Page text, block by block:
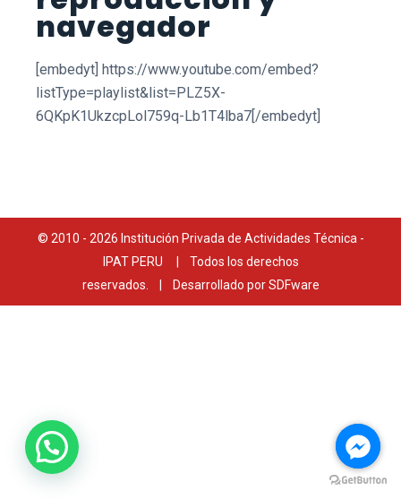
navegador
[embedyt] https://www.youtube.com/embed?
listType=playlist&list=PLZ5X-
6QKpK1UkzcpLol759q-Lb1T4lba7[/embedyt]
© 2010 - 2026 Institución Privada de Actividades Técnica -
IPAT PERU | Todos los derechos
reservados. | Desarrollado porSDFware